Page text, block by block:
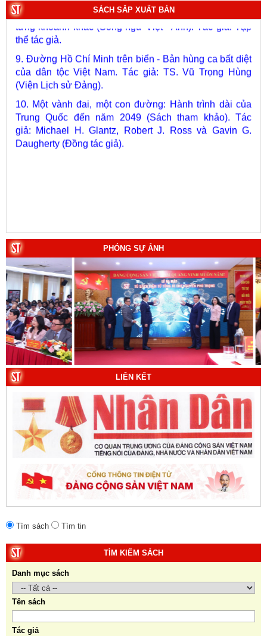
SÁCH SẮP XUẤT BẢN
từng khoảnh khắc (Song ngữ Việt - Anh). Tác giả: Tập
9. Đường Hồ Chí Minh trên biển - Bản hùng ca bất diệt
của dân tộc Việt Nam. Tác giả: TS. Vũ Trọng Hùng
(Viện Lịch sử Đảng).
10. Một vành đai, một con đường: Hành trình dài của
Trung Quốc đến năm 2049 (Sách tham khảo). Tác
giả:Michael H. Glantz, Robert J. Ross và Gavin G.
Daugherty (Đồng tác giả).
PHÓNG SỰ ẢNH
LIÊN KẾT
Tìm sách Tìm tin
TÌM KIẾM SÁCH
Danh mục sách
Tên sách
Tác giả